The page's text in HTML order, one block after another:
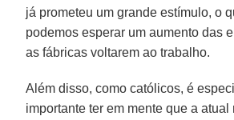
já prometeu um grande estímulo, o
podemos esperar um aumento das
as fábricas voltarem ao trabalho.
Além disso, como católicos, é
importante ter em mente que a atual